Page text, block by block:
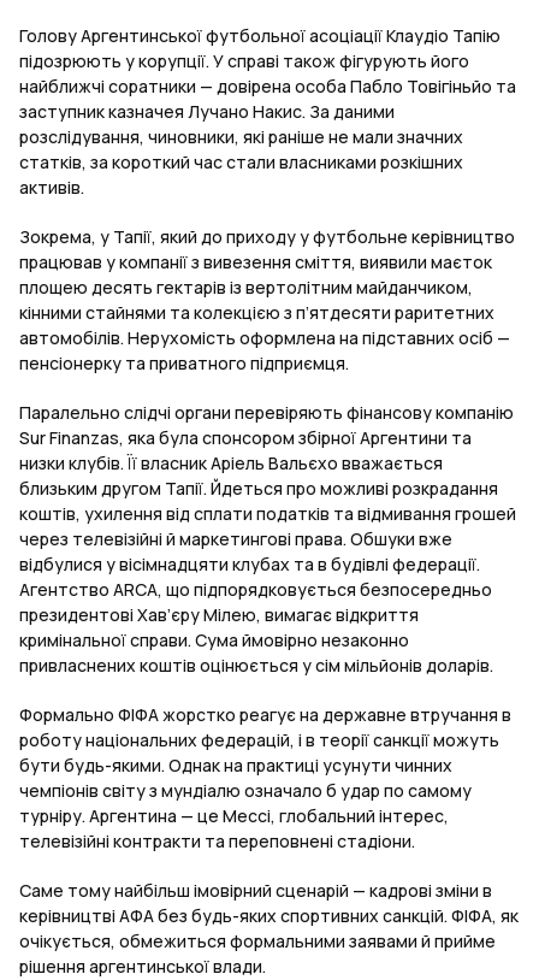
Голову Аргентинської футбольної асоціації Клаудіо Тапію
підозрюють у корупції. У справі також фігурують його
найближчі соратники — довірена особа Пабло Товігіньйо та
заступник казначея Лучано Накис. За даними
розслідування, чиновники, які раніше не мали значних
статків, за короткий час стали власниками розкішних
активів.
Зокрема, у Тапії, який до приходу у футбольне керівництво
працював у компанії з вивезення сміття, виявили маєток
площею десять гектарів із вертолітним майданчиком,
кінними стайнями та колекцією з п’ятдесяти раритетних
автомобілів. Нерухомість оформлена на підставних осіб —
пенсіонерку та приватного підприємця.
Паралельно слідчі органи перевіряють фінансову компанію
Sur Finanzas, яка була спонсором збірної Аргентини та
низки клубів. Її власник Аріель Вальєхо вважається
близьким другом Тапії. Йдеться про можливі розкрадання
коштів, ухилення від сплати податків та відмивання грошей
через телевізійні й маркетингові права. Обшуки вже
відбулися у вісімнадцяти клубах та в будівлі федерації.
Агентство ARCA, що підпорядковується безпосередньо
президентові Хав’єру Мілею, вимагає відкриття
кримінальної справи. Сума ймовірно незаконно
привласнених коштів оцінюється у сім мільйонів доларів.
Формально ФІФА жорстко реагує на державне втручання в
роботу національних федерацій, і в теорії санкції можуть
бути будь-якими. Однак на практиці усунути чинних
чемпіонів світу з мундіалю означало б удар по самому
турніру. Аргентина — це Мессі, глобальний інтерес,
телевізійні контракти та переповнені стадіони.
Саме тому найбільш імовірний сценарій — кадрові зміни в
керівництві АФА без будь-яких спортивних санкцій. ФІФА, як
очікується, обмежиться формальними заявами й прийме
рішення аргентинської влади.